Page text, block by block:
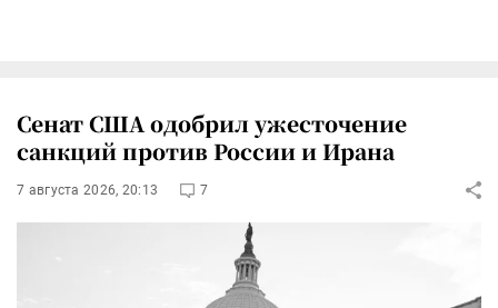
Сенат США одобрил ужесточение
санкций против России и Ирана
7 августа 2026, 20:13 7